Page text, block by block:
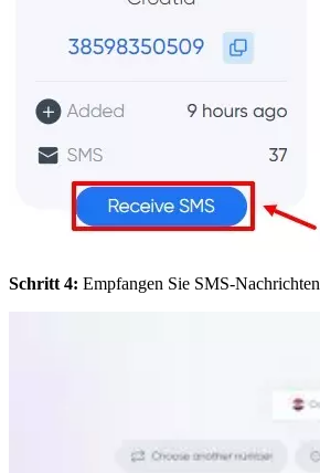
Schritt 4: Empfangen Sie SMS-Nachrichten